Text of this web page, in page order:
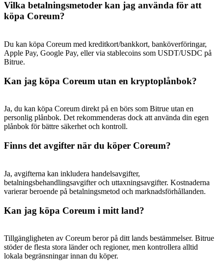
Share 500000 CASHCAT prize pool
Exclusive for BitMart Users
Precious Metals Trading Carnival
Vilka betalningsmetoder kan jag använda för att
köpa Coreum?
Du kan köpa Coreum med kreditkort/bankkort, banköverföringar,
Apple Pay, Google Pay, eller via stablecoins som USDT/USDC på
Bitrue.
Kan jag köpa Coreum utan en kryptoplånbok?
Ja, du kan köpa Coreum direkt på en börs som Bitrue utan en
personlig plånbok. Det rekommenderas dock att använda din egen
plånbok för bättre säkerhet och kontroll.
Finns det avgifter när du köper Coreum?
Ja, avgifterna kan inkludera handelsavgifter,
betalningsbehandlingsavgifter och uttaxningsavgifter. Kostnaderna
varierar beroende på betalningsmetod och marknadsförhållanden.
Kan jag köpa Coreum i mitt land?
Tillgängligheten av Coreum beror på ditt lands bestämmelser. Bitrue
stöder de flesta stora länder och regioner, men kontrollera alltid
lokala begränsningar innan du köper.